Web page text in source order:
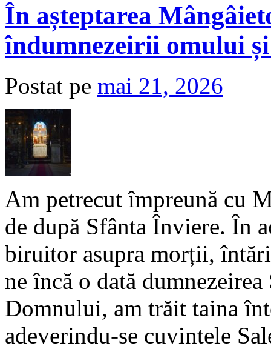
În așteptarea
îndumnezeirii omului
Postat pe mai 21, 2026
Am petrecut împreună cu
de după Sfânta Înviere. În
biruitor asupra morții,
ne încă o dată
Domnului, am trăit taina
adeverindu-se cuvintele